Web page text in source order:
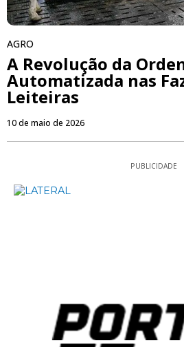
AGRO
A Revolução da
Automatizada nas
Leiteiras
10 de maio de 2026
PUBLICIDADE